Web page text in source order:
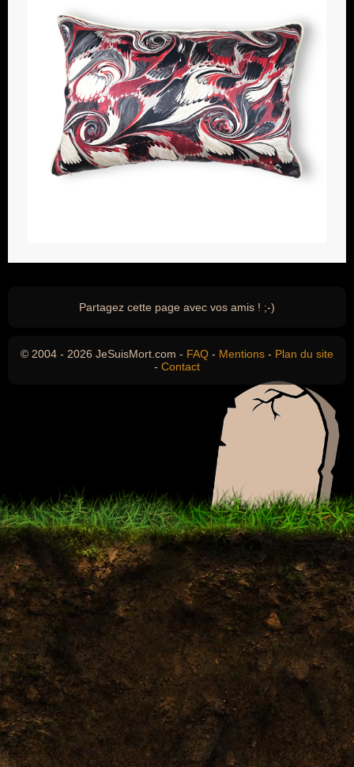
Partagez cette page avec vos amis ! ;-)
© 2004 - 2026 JeSuisMort.com - FAQ - Mentions - Plan du site
- Contact